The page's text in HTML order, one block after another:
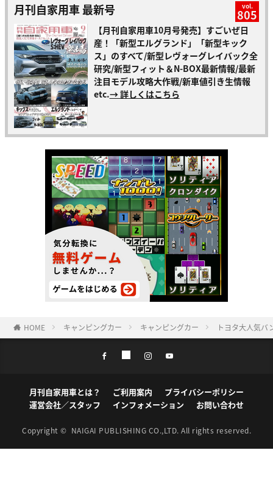
月刊自家用車 最新号 vol.
805
【月刊自家用車10月号発売】すごいぜ日
産！「新型エルグランド」「新型キック
ス」のすべて/新型レヴォーグレイバック全
研究/新型フィット＆N-BOX最新情報/最新
注目モデル攻略大作戦/新車値引き生情報
etc.→ 詳しくはこちら
HOME キャンピングカー キャンピングカー トヨタ大人気
月刊自家用車とは？ ご利用案内
プライバシーポリシー
運営会社／スタッフ
インフォメーション お問い合わせ
Copyright © NAIGAI PUBLISHING CO.,LTD. All rights reserved.